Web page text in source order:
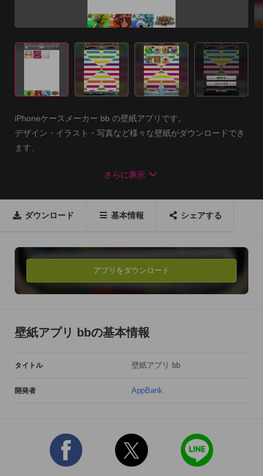
iPhoneケースメーカー bb の壁紙アプリです。
デザイン・イラスト・写真など様々な壁紙がダウンロードでき
ます。
さらに表示
ダウンロード 基本情報 シェアする
アプリをダウンロード
壁紙アプリ bbの基本情報
タイトル 壁紙アプリ bb
開発者 AppBank